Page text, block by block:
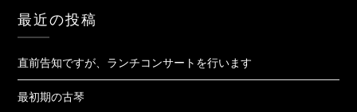
最近の投稿
直前告知ですが、ランチコンサートを行います
最初期の古琴